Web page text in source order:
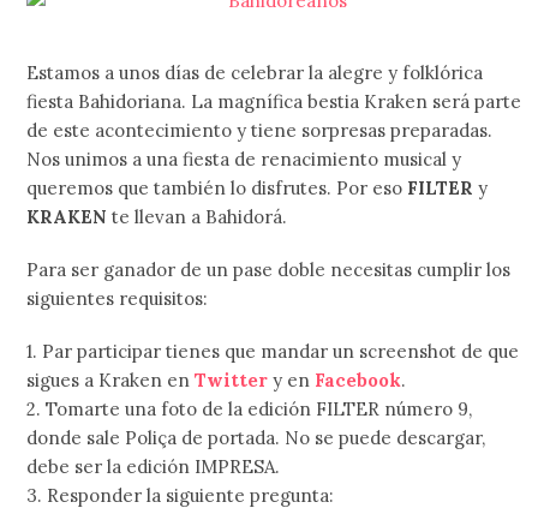
Estamos a unos días de celebrar la alegre y folklórica
fiesta Bahidoriana. La magnífica bestia Kraken será parte
de este acontecimiento y tiene sorpresas preparadas.
Nos unimos a una fiesta de renacimiento musical y
queremos que también lo disfrutes. Por eso FILTERy
KRAKEN te llevan a Bahidorá.
Para ser ganador de un pase doble necesitas cumplir los
siguientes requisitos:
1. Par participar tienes que mandar un screenshot de que
sigues a Kraken enTwitter y en Facebook.
2. Tomarte una foto de la edición FILTER número 9,
donde sale Poliça de portada. No se puede descargar,
debe ser la edición IMPRESA.
3. Responder la siguiente pregunta: